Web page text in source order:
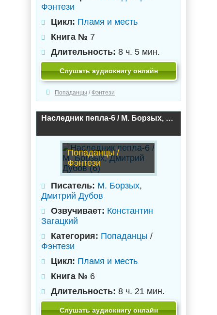
Фэнтези
Цикл: Пламя и месть
Книга № 7
Длительность: 8 ч. 5 мин.
Слушать аудиокнигу онлайн
Попаданцы / Фэнтези
Наследник пепла-6 / М. Борзых, Дмитрий Дубов (6)
Попаданцы /
Фэнтези
Писатель: М. Борзых,
Дмитрий Дубов
Озвучивает: Константин
Загацкий
Категория: Попаданцы /
Фэнтези
Цикл: Пламя и месть
Книга № 6
Длительность: 8 ч. 21 мин.
Слушать аудиокнигу онлайн